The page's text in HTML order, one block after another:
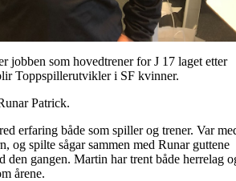
jobben som hovedtrener for J 17 laget etter
Toppspillerutvikler i SF kvinner.
Patrick.
erfaring både som spiller og trener. Var
og spilte sågar sammen med Runar guttene
den gangen. Martin har trent både herrelag
årene.